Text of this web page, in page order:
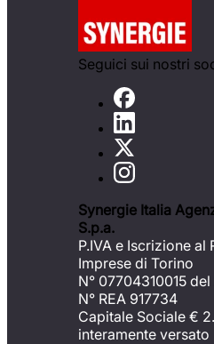
Seguici sui nostri
Synergie Italia
S.p.a.
P.IVA e Iscrizione al
Imprese di Torino
N° 07704310015
N° REA 917734
Capitale Sociale €
interamente versato